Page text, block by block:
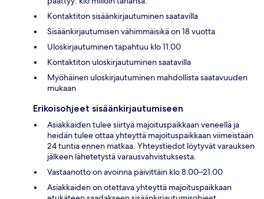
Kontaktiton sisäänkirjautuminen saatavilla
Sisäänkirjautumisen vähimmäisikä on 18 vuotta
Uloskirjautuminen tapahtuu klo 11.00
Kontaktiton uloskirjautuminen saatavilla
Myöhäinen uloskirjautuminen mahdollista saatavuuden
mukaan
Erikoisohjeet sisäänkirjautumiseen
Asiakkaiden tulee siirtyä majoituspaikkaan veneellä ja
heidän tulee ottaa yhteyttä majoituspaikkaan viimeistään
24 tuntia ennen matkaa. Yhteystiedot löytyvät varauksen
jälkeen lähetetystä varausvahvistuksesta.
Vastaanotto on avoinna päivittäin klo 8.00–21.00
Asiakkaiden on otettava yhteyttä majoituspaikkaan